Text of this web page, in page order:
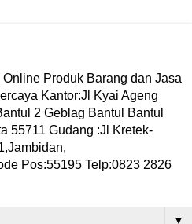
Produk Barang dan Jasa
Kantor:Jl Kyai Ageng
2 Geblag Bantul Bantul
55711 Gudang :Jl Kretek-
Pos:55195 Telp:0823 2826
▼